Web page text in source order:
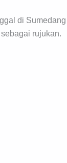
di
rujukan.